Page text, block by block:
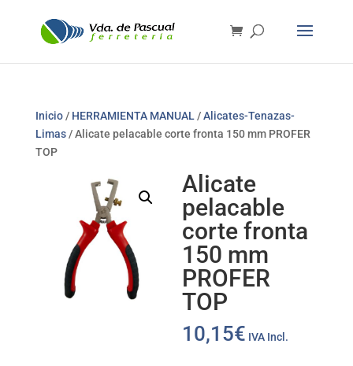
Inicio/ HERRAMIENTA MANUAL /Alicates-Tenazas-
Limas/ Alicate pelacable corte fronta 150 mm PROFER
TOP
Alicate
pelacable
corte fronta
150 mm
PROFER
TOP
10,15€ IVA Incl.